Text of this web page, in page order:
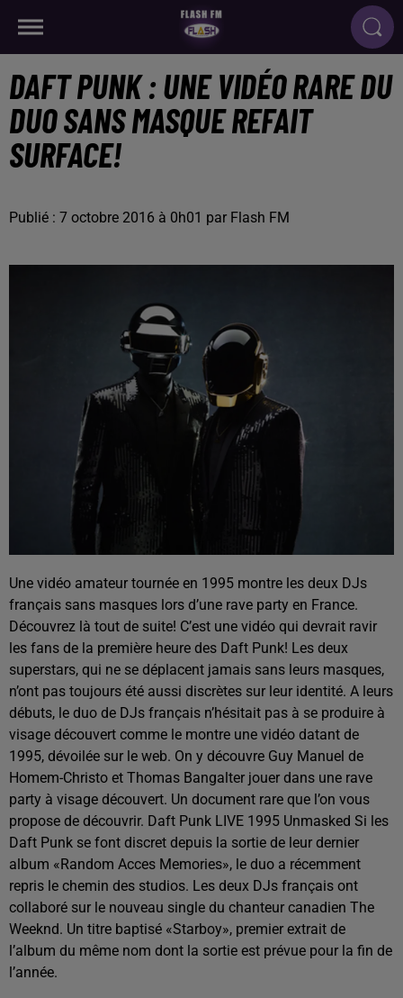
DAFT PUNK : UNE VIDÉO RARE DU
DUO SANS MASQUE REFAIT
SURFACE!
Publié : 7 octobre 2016 à 0h01 par Flash FM
Une vidéo amateur tournée en 1995 montre les deux DJs
français sans masques lors d’une rave party en France.
Découvrez là tout de suite! C’est une vidéo qui devrait ravir
les fans de la première heure des Daft Punk! Les deux
superstars, qui ne se déplacent jamais sans leurs masques,
n’ont pas toujours été aussi discrètes sur leur identité. A leurs
débuts, le duo de DJs français n’hésitait pas à se produire à
visage découvert comme le montre une vidéo datant de
1995, dévoilée sur le web. On y découvre Guy Manuel de
Homem-Christo et Thomas Bangalter jouer dans une rave
party à visage découvert. Un document rare que l’on vous
propose de découvrir. Daft Punk LIVE 1995 Unmasked Si les
Daft Punk se font discret depuis la sortie de leur dernier
album «Random Acces Memories», le duo a récemment
repris le chemin des studios. Les deux DJs français ont
collaboré sur le nouveau single du chanteur canadien The
Weeknd. Un titre baptisé «Starboy», premier extrait de
l’album du même nom dont la sortie est prévue pour la fin de
l’année.